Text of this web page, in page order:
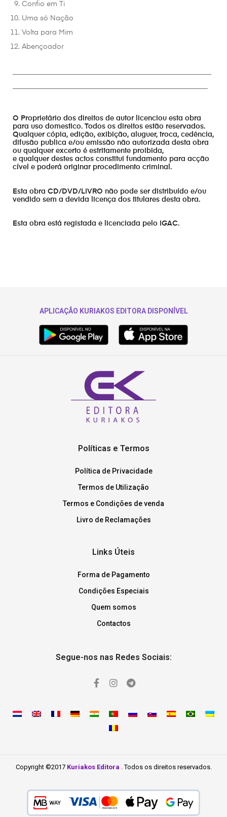
Confio em Ti
Uma só Nação
Volta para Mim
Abençoador
O Proprietário dos direitos de autor licenciou esta obra
para uso domestico. Todos os direitos estão reservados.
Qualquer cópia, edição, exibição, aluguer, troca, cedência,
difusão publica e/ou emissão não autorizada desta obra
ou qualquer excerto é estritamente proibida,
e qualquer destes actos constitui fundamento para acção
cível e poderá originar procedimento criminal.
Esta obra CD/DVD/LIVRO não pode ser distribuído e/ou
vendido sem a devida licença dos titulares desta obra.
Esta obra está registada e licenciada pelo IGAC.
APLICAÇÃO KURIAKOS EDITORA DISPONÍVEL
Políticas e Termos
Política de Privacidade
Termos de Utilização
Termos e Condições de venda
Livro de Reclamações
Links Úteis
Forma de Pagamento
Condições Especiais
Quem somos
Contactos
Segue-nos nas Redes Sociais:
Copyright ©2017 Kuriakos Editora . Todos os direitos reservados.